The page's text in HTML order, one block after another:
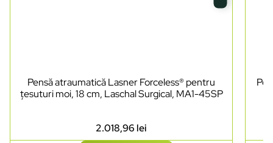
Pensă atraumatică Lasner Forceless® pentru
țesuturi moi, 18 cm, Laschal Surgical, MA1-45SP
2.018,96 lei